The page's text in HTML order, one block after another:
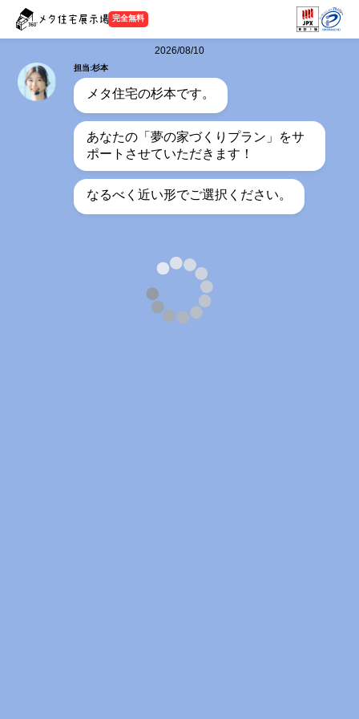
完全無料
2026/08/10
担当:杉本
メタ住宅の杉本です。
あなたの「夢の家づくりプラン」をサ
ポートさせていただきます！
なるべく近い形でご選択ください。
何階建てをご希望ですか？